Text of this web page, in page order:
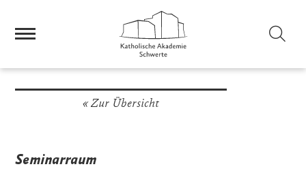
Zur Übersicht
Seminarraum